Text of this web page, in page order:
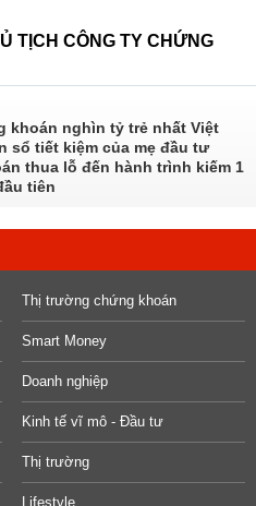
TỊCH CÔNG TY CHỨNG
khoán nghìn tỷ trẻ nhất Việt
sổ tiết kiệm của mẹ đầu tư
thua lỗ đến hành trình kiếm 1
tiên
Thị trường chứng khoán
Smart Money
Doanh nghiệp
Kinh tế vĩ mô - Đầu tư
Thị trường
Lifestyle